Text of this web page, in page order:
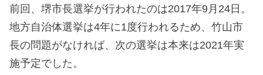
前回、堺市長選挙が行われたのは2017年9月24日。
地方自治体選挙は4年に1度行われるため、竹山市
長の問題がなければ、次の選挙は本来は2021年実
施予定でした。